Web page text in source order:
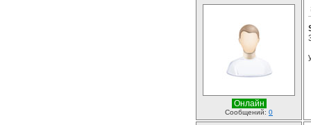
Онлайн
Сообщений: 0